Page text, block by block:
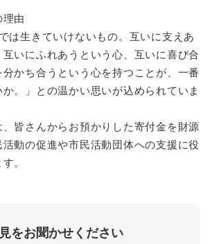
理由
は生きていけないもの。互いに支えあ
互いにふれあうという心、互いに喜び合
分かち合うという心を持つことが、一番
。」との温かい思いが込められていま
皆さんからお預かりした寄付金を財源
活動の促進や市民活動団体への支援に役
。
をお聞かせください